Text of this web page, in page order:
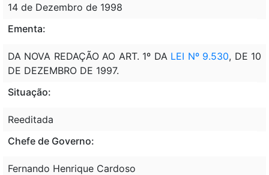
14 de Dezembro de 1998
Ementa:
DA NOVA REDAÇÃO AO ART. 1º DA LEI Nº 9.530, DE 10
DE DEZEMBRO DE 1997.
Situação:
Reeditada
Chefe de Governo:
Fernando Henrique Cardoso